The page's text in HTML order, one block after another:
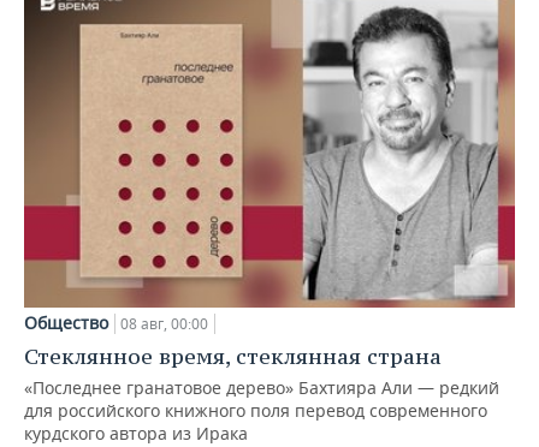
Общество 08 авг, 00:00
Стеклянное время, стеклянная страна
«Последнее гранатовое дерево» Бахтияра Али — редкий
для российского книжного поля перевод современного
курдского автора из Ирака